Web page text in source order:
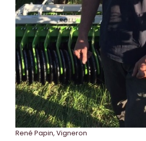
René Papin, Vigneron